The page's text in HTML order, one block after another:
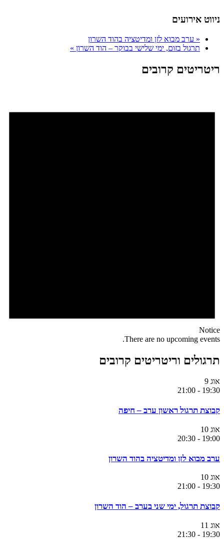
ניווט אירועים
« ערב מבוא לזן ומדיטציה בהוד השרון
תרגול בזום, ימי שלישי בבוקר – הוד השרון »
ריטריטים קרובים
Notice
There are no upcoming events.
תרגולים וריטריטים קרובים
אוג 9
19:30
-
21:00
קבוצת תרגול ראשון ערב – חיפה
אוג 10
19:00
-
20:30
ערב מבוא לזן ומדיטציה בהוד השרון
אוג 10
19:30
-
21:00
קבוצת תרגול, ימי שני בערב – הוד השרון
אוג 11
19:30
-
21:30